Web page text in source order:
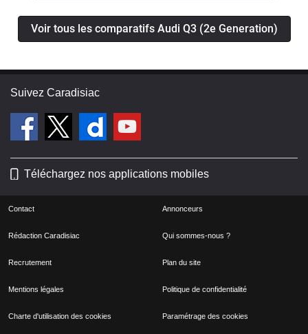
Voir tous les comparatifs Audi Q3 (2e Generation)
Suivez Caradisiac
Téléchargez nos applications mobiles
Contact Annonceurs
Rédaction Caradisiac Qui sommes-nous ?
Recrutement Plan du site
Mentions légales Politique de confidentialité
Charte d'utilisation des cookies Paramétrage des cookies